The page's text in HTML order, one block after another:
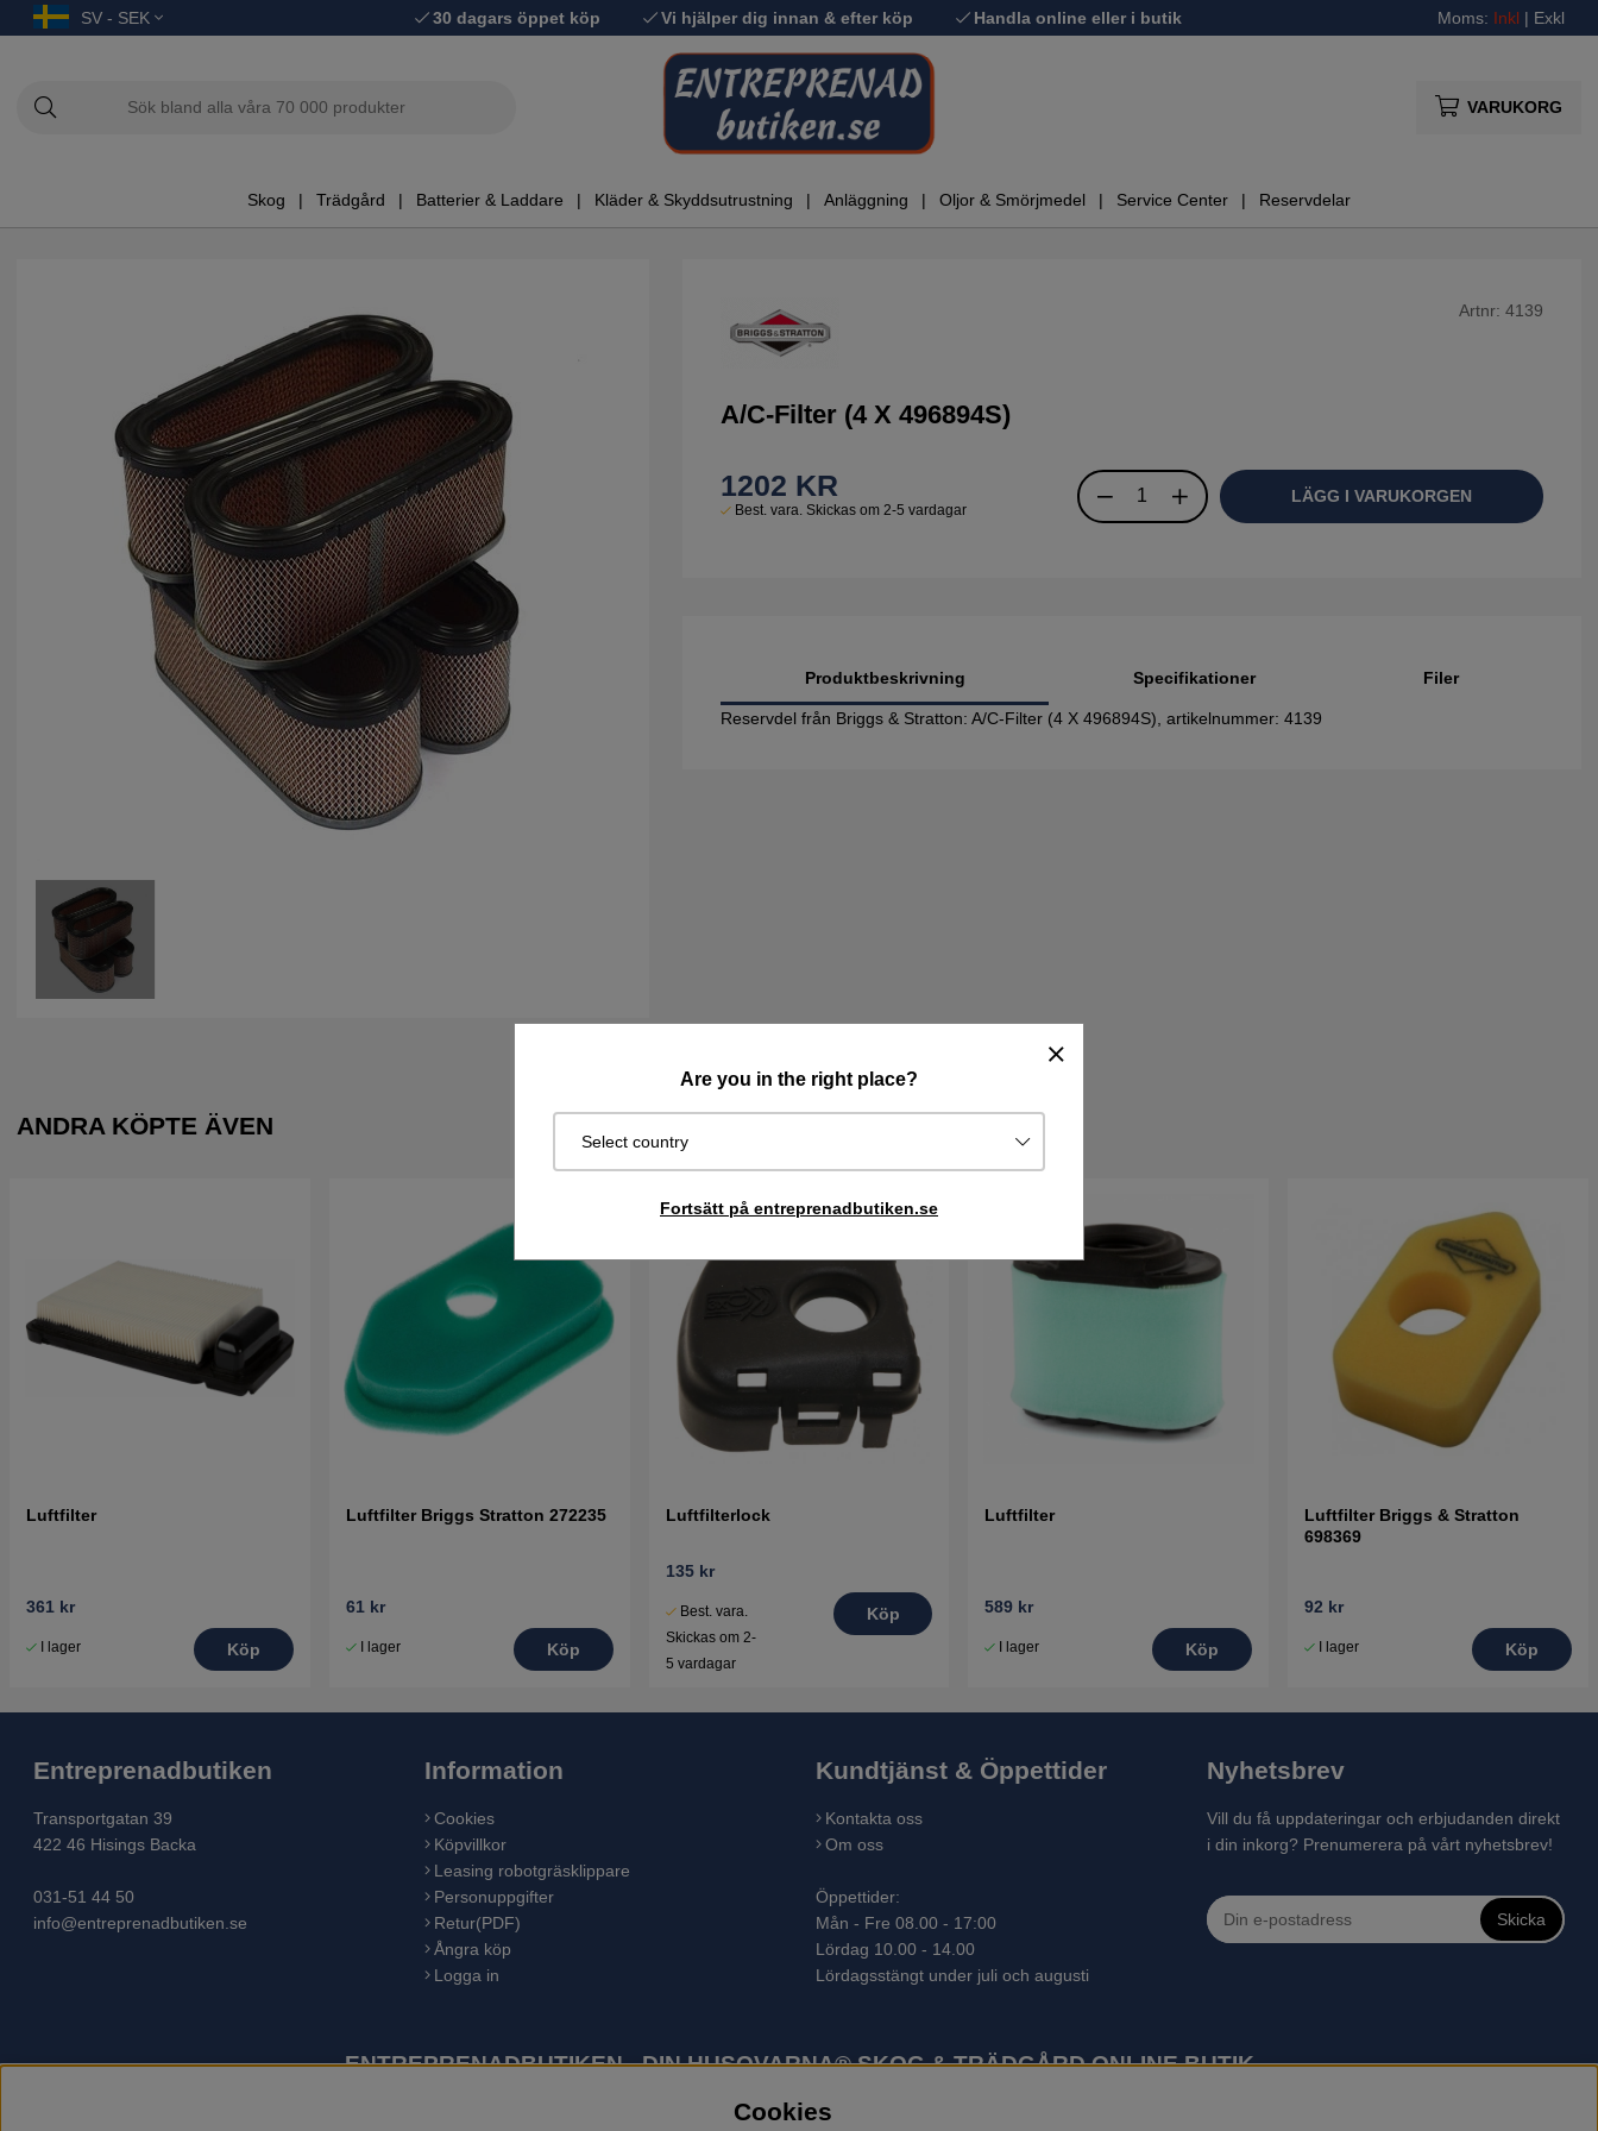
SV - SEK 30 dagars öppet köp Vi hjälper dig innan & efter köp Handla online eller i butik Moms: Inkl | Exkl
VARUKORG
Skog Trädgård Batterier & Laddare Kläder & Skyddsutrustning Anläggning Oljor & Smörjmedel Service Center Reservdelar
Are you in the right place?
Select country
Fortsätt på entreprenadbutiken.se
Artnr: 4139
A/C-Filter (4 X 496894S)
1202 KR
Best. vara. Skickas om 2-5 vardagar
LÄGG I VARUKORGEN
Produktbeskrivning
Reservdel från Briggs & Stratton: A/C-Filter (4 X 496894S), artikelnummer: 4139
Specifikationer Filer
ANDRA KÖPTE ÄVEN
Luftfilter
361 kr
I lager Köp
Luftfilter Briggs Stratton 272235
61 kr
I lager Köp
Luftfilterlock
135 kr
Best. vara.
Skickas om 2-
5 vardagar
Köp
Luftfilter
589 kr
I lager Köp
Luftfilter Briggs & Stratton
698369
92 kr
I lager Köp
Entreprenadbutiken
Transportgatan 39
422 46 Hisings Backa
031-51 44 50
info@entreprenadbutiken.se
Information
Cookies
Köpvillkor
Leasing robotgräsklippare
Personuppgifter
Retur(PDF)
Ångra köp
Logga in
Kundtjänst & Öppettider
Kontakta oss
Om oss
Öppettider:
Mån - Fre 08.00 - 17:00
Lördag 10.00 - 14.00
Lördagsstängt under juli och augusti
Nyhetsbrev
Vill du få uppdateringar och erbjudanden direkt
i din inkorg? Prenumerera på vårt nyhetsbrev!
Skicka
ENTREPRENADBUTIKEN - DIN HUSQVARNA® SKOG & TRÄDGÅRD ONLINE BUTIK
Husqvarna är världens största tillverkare av utomhusprodukter som skogsmaskiner och trädgårdsmaskiner. I sortimentet finns bl.a. robotgräsklippare, motorsågar, röjsågar, trimmers, riders,
Cookies